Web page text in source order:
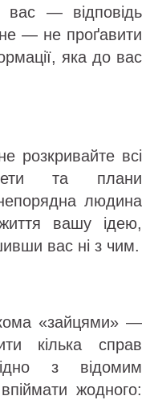
вас — відповідь
— не проґавити
яка до вас
розкривайте всі
та плани
людина
вашу ідею,
вас ні з чим.
«зайцями» —
кілька справ
з відомим
жодного: